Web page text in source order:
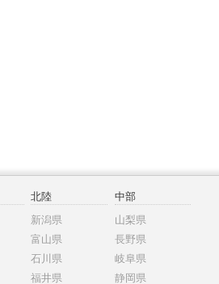
北陸
新潟県
富山県
石川県
福井県
中部
山梨県
長野県
岐阜県
静岡県